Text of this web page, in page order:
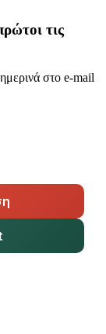
τις
στο e-mail